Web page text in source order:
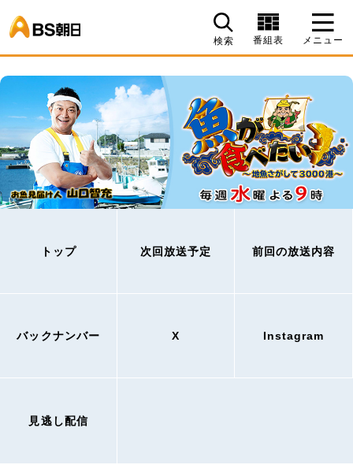
検索 番組表 メニュー
トップ 次回放送予定 前回の放送内容
バックナンバー X Instagram
見逃し配信